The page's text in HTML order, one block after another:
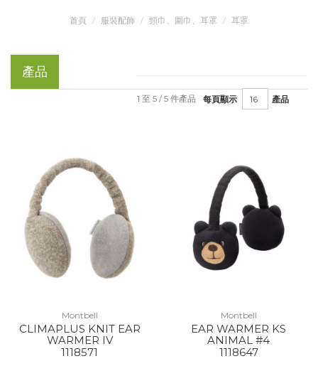
首頁 服裝配飾 頸巾、圍巾、耳罩 耳罩
產品
每頁顯示 產品
1 至 5 / 5 件產品
Montbell
CLIMAPLUS KNIT EAR
WARMER IV
1118571
Montbell
EAR WARMER KS
ANIMAL #4
1118647